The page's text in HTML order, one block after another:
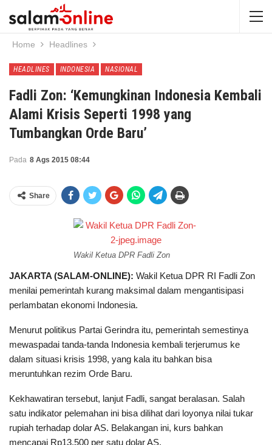
Home Headlines
HEADLINES INDONESIA NASIONAL
Fadli Zon: ‘Kemungkinan Indonesia Kembali
Alami Krisis Seperti 1998 yang
Tumbangkan Orde Baru’
Pada 8 Ags 2015 08:44
Share
Wakil Ketua DPR Fadli Zon
JAKARTA (SALAM-ONLINE): Wakil Ketua DPR RI Fadli Zon
menilai pemerintah kurang maksimal dalam mengantisipasi
perlambatan ekonomi Indonesia.
Menurut politikus Partai Gerindra itu, pemerintah semestinya
mewaspadai tanda-tanda Indonesia kembali terjerumus ke
dalam situasi krisis 1998, yang kala itu bahkan bisa
meruntuhkan rezim Orde Baru.
Kekhawatiran tersebut, lanjut Fadli, sangat beralasan. Salah
satu indikator pelemahan ini bisa dilihat dari loyonya nilai tukar
rupiah terhadap dolar AS. Belakangan ini, kurs bahkan
mencapai Rp13.500 per satu dolar AS.